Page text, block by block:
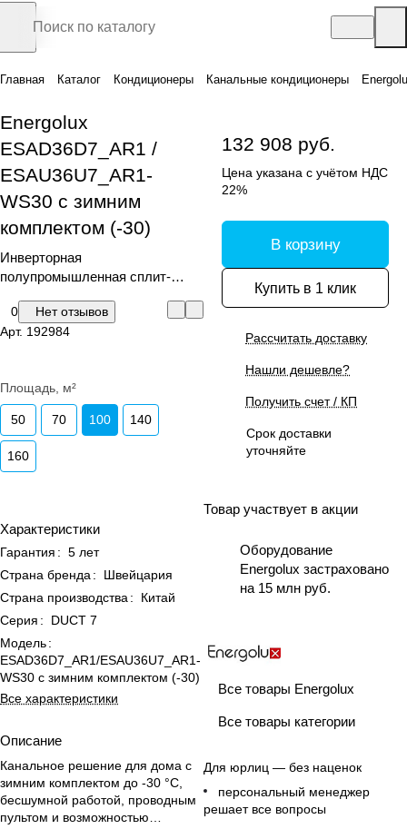
Главная Каталог Кондиционеры Канальные кондиционеры
Energolux
ESAD36D7_AR1 /
ESAU36U7_AR1-
WS30 с зимним
комплектом (-30)
Инверторная
полупромышленная сплит-
зимним комплектом (-30)
0
Нет отзывов
Арт. 192984
Площадь, м²
50 70 100 140
160
Характеристики
Гарантия : 5 лет
Страна бренда :
Швейцария
Страна производства :
Китай
Серия :
DUCT 7
Модель:
ESAD36D7_AR1/ESAU36U7_AR1-
WS30 с зимним комплектом (-30)
Все характеристики
Описание
Канальное решение для дома с
зимним комплектом до -30 °C,
бесшумной работой, проводным
пультом и возможностью
132 908 руб.
Цена указана с учётом НДС
22%
В корзину
Купить в 1 клик
Рассчитать доставку
Нашли дешевле?
Получить счет / КП
Срок доставки
уточняйте
Товар участвует в акции
Оборудование
Energolux застраховано
на 15 млн руб.
Все товары Energolux
Все товары категории
Для юрлиц — без наценок
персональный менеджер
решает все вопросы